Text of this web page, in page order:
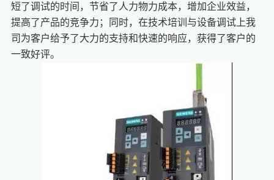
短了调试的时间，节省了人力物力成本，增加企业效益，
提高了产品的竞争力；同时，在技术培训与设备调试上我
司为客户给予了大力的支持和快速的响应，获得了客户的
一致好评。